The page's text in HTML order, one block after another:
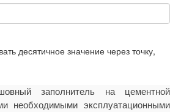
десятичное значение через точку,
заполнитель на цементной
необходимыми эксплуатационными